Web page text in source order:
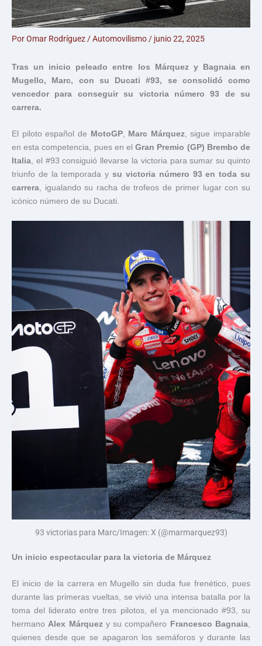
PorOmar Rodríguez /Automovilismo / junio 22, 2025
Tras un inicio peleado entre los Márquez y Bagnaia en
Mugello, Marc, con su Ducati #93, se consolidó como
vencedor para conseguir su victoria número 93 de su
carrera.
El piloto español de MotoGP, Marc Márquez, sigue imparable
en esta competencia, pues en elGran Premio (GP) Brembo de
Italia , el #93 consiguió llevarse la victoria para sumar su quinto
triunfo de la temporada ysu victoria número 93 en toda su
carrera , igualando su racha de trofeos de primer lugar con su
icónico número de su Ducati.
93 victorias para Marc/Imagen: X (@marmarquez93)
Un inicio espectacular para la victoria de Márquez
El inicio de la carrera en Mugello sin duda fue frenético, pues
durante las primeras vueltas, se vivió una intensa batalla por la
toma del liderato entre tres pilotos, el ya mencionado #93, su
hermanoAlex Márquezy su compañero Francesco Bagnaia,
quienes desde que se apagaron los semáforos y durante las